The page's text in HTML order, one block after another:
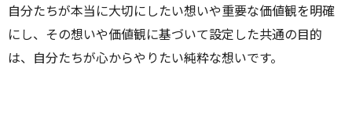
自分たちが本当に大切にしたい想いや重要な価値観を明確
にし、その想いや価値観に基づいて設定した共通の目的
は、自分たちが心からやりたい純粋な想いです。